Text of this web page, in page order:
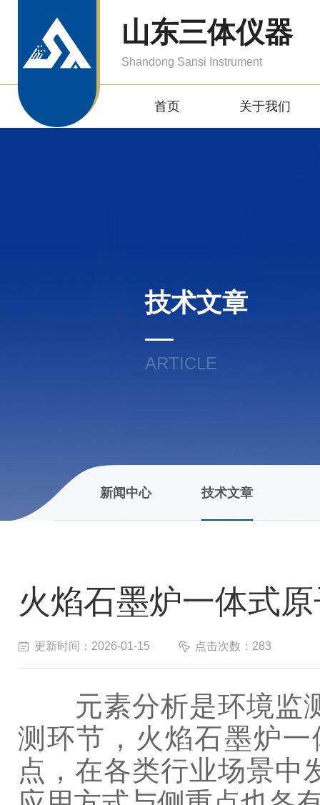
山东三体仪器
Shandong Sansi Instrument
首页 关于我们
技术文章
ARTICLE
新闻中心 技术文章
火焰石墨炉一体式
更新时间：2026-01-15 点击次数：283
元素分析是环境监
测环节，火焰石墨炉
点，在各类行业场景中